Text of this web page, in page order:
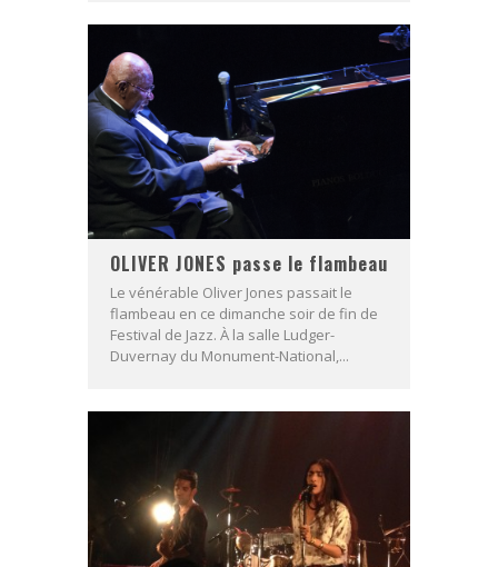
OLIVER JONES passe le flambeau
Le vénérable Oliver Jones passait le
flambeau en ce dimanche soir de fin de
Festival de Jazz. À la salle Ludger-
Duvernay du Monument-National,...